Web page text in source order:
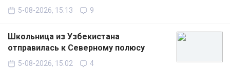
5-08-2026, 15:13 9
Школьница из Узбекистана
отправилась к Северному полюсу
5-08-2026, 15:02 4